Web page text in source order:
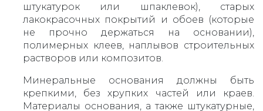
штукатурок или шпаклевок), старых
лакокрасочных покрытий и обоев (которые
не прочно держаться на основании),
полимерных клеев, наплывов строительных
растворов или композитов.
Минеральные основания должны быть
крепкими, без хрупких частей или краев.
Материалы основания, а также штукатурные,